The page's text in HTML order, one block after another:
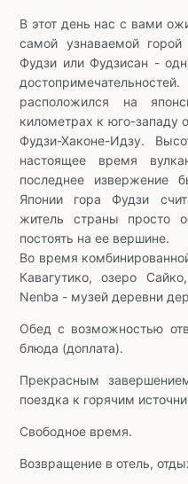
В этот день нас с вами
самой узнаваемой
Фудзи или Фудзисан -
расположился на
километрах к юго-западу
Фудзи-Хаконе-Идзу.
настоящее время
последнее
Японии гора Фудзи
житель страны просто
постоять на ее вершине.
Во время
Кавагутикo, озеро
Nenba - музей деревни
Обед с возможностью
блюда (доплата).
Прекрасным
поездка к горячим
Свободное время.
Возвращение в отель,